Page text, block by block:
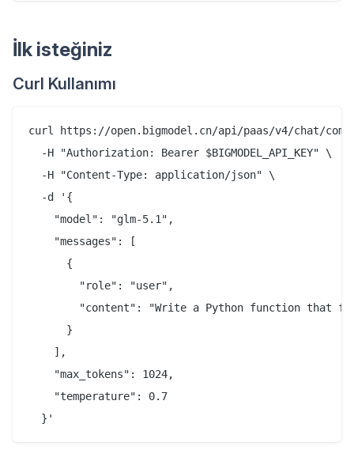
İlk isteğiniz
Curl Kullanımı
curl https://open.bigmodel.cn/api/paas/v4/chat/
  -H "Authorization: Bearer $BIGMODEL_API_KEY" \
  -H "Content-Type: application/json" \
  -d '{
    "model": "glm-5.1",
    "messages": [
      {
        "role": "user",
"content": "Write a Python function that
      }
    ],
    "max_tokens": 1024,
    "temperature": 0.7